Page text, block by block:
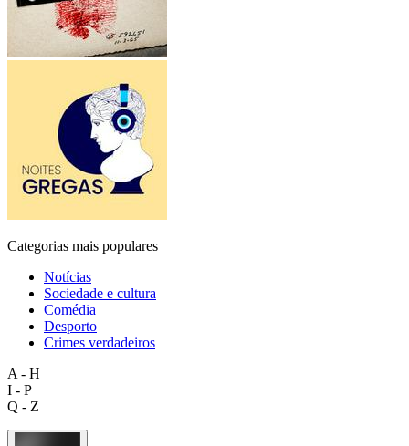
Categorias mais populares
Notícias
Sociedade e cultura
Comédia
Desporto
Crimes verdadeiros
A - H
I - P
Q - Z